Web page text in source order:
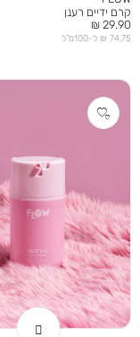
קרם ידיים רענן
מחיר
מוצר
29.90 ₪
74.75 ₪ ל-100מ”ל